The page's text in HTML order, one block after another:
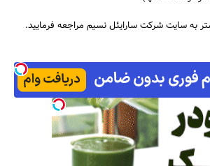
به سایت شرکت سارایئل نسیم مراجعه فرمایید.